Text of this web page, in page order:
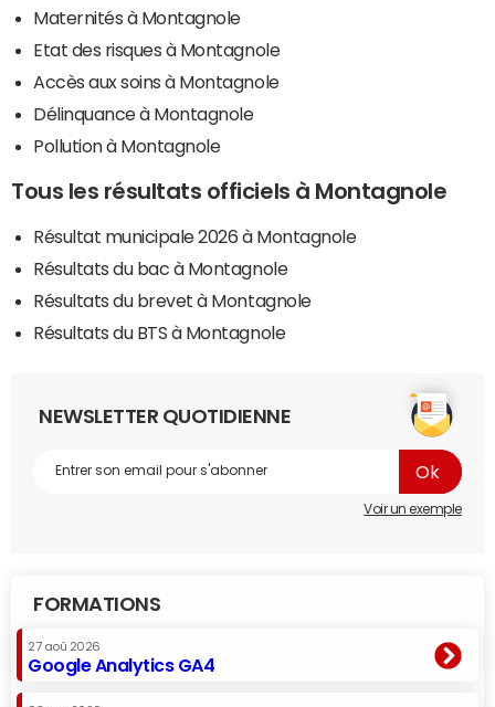
Maternités à Montagnole
Etat des risques à Montagnole
Accès aux soins à Montagnole
Délinquance à Montagnole
Pollution à Montagnole
Tous les résultats officiels à Montagnole
Résultat municipale 2026 à Montagnole
Résultats du bac à Montagnole
Résultats du brevet à Montagnole
Résultats du BTS à Montagnole
NEWSLETTER QUOTIDIENNE
Voir un exemple
FORMATIONS
27 aoû 2026
Google Analytics GA4